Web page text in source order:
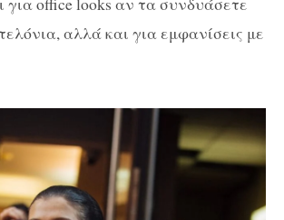
αλλά και για εμφανίσεις με